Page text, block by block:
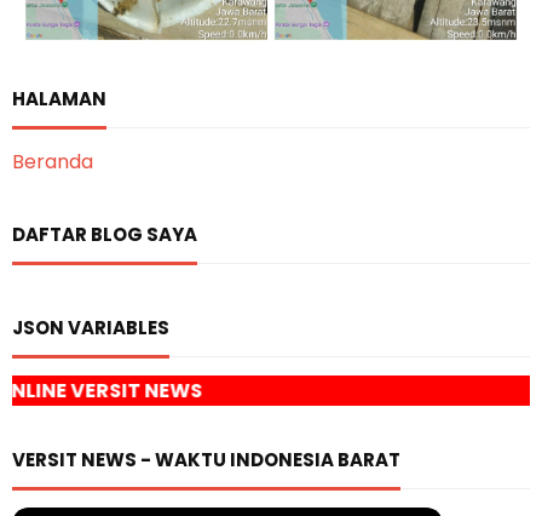
HALAMAN
Beranda
DAFTAR BLOG SAYA
JSON VARIABLES
VERSIT NEWS - WAKTU INDONESIA BARAT